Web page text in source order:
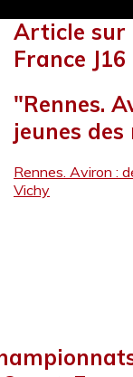
Article sur
France
"Rennes.
jeunes
Rennes. Aviron :
Vichy